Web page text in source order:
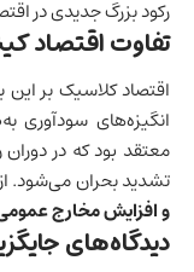
رکود بزرگ جدیدی در
تفاوت اقتصاد
اقتصاد کلاسیک بر این
انگیزه‌های سودآوری
معتقد بود که در
تشدید بحران می‌شود. از
و افزایش مخارج
دیدگاه‌های